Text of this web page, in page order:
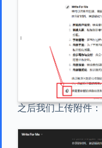
之后我们上传附件：